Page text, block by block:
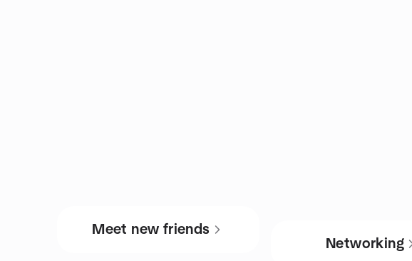
Meet new friends
Networking